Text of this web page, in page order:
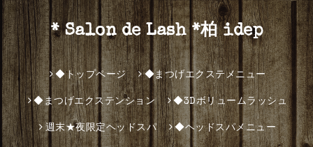
* Salon de Lash *柏 idep
◆トップページ ◆まつげエクステメニュー
◆まつげエクステンション ◆3Dボリュームラッシュ
週末★夜限定ヘッドスパ ◆ヘッドスパメニュー